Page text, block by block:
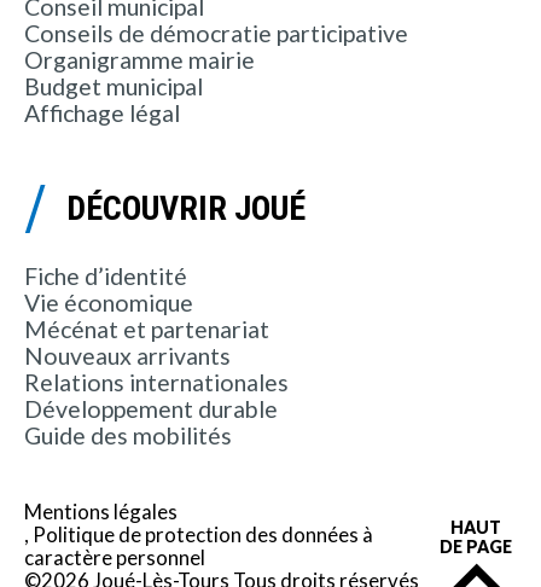
Conseil municipal
Conseils de démocratie participative
Organigramme mairie
Budget municipal
Affichage légal
DÉCOUVRIR JOUÉ
Fiche d’identité
Vie économique
Mécénat et partenariat
Nouveaux arrivants
Relations internationales
Développement durable
Guide des mobilités
Mentions légales
Politique de protection des données à
caractère personnel
©2026 Joué-Lès-Tours Tous droits réservés
HAUT
DE PAGE